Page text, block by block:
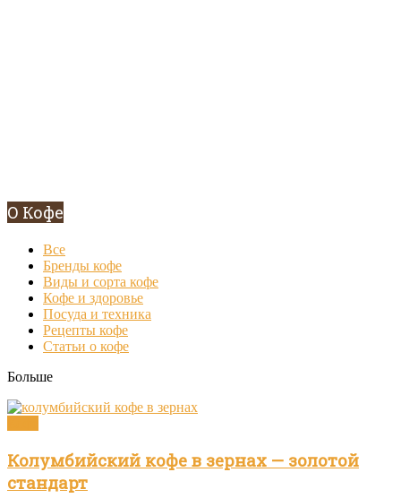
О Кофе
Все
Бренды кофе
Виды и сорта кофе
Кофе и здоровье
Посуда и техника
Рецепты кофе
Статьи о кофе
Больше
Колумбийский кофе в зернах — золотой
стандарт